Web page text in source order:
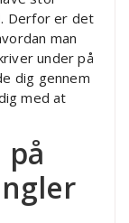
Derfor er det
man
under på
dig gennem
med at